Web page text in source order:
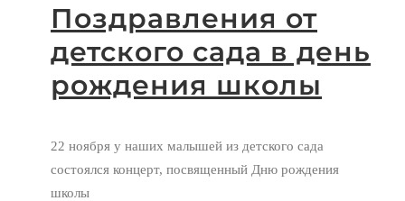
Поздравления от
детского сада в день
рождения школы
22 ноября у наших малышей из детского сада
состоялся концерт, посвященный Дню рождения
школы